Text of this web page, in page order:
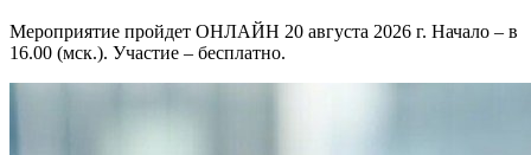
Мероприятие пройдет ОНЛАЙН 20 августа 2026 г. Начало – в
16.00 (мск.). Участие – бесплатно.